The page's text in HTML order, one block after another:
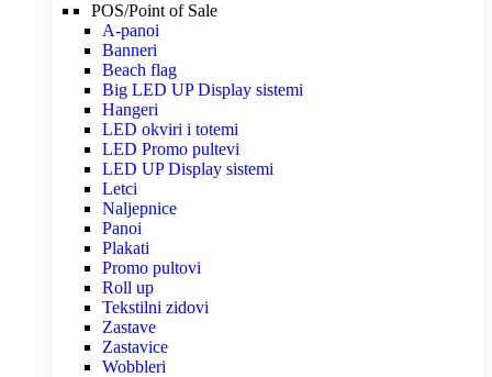
POS/Point of Sale
A-panoi
Banneri
Beach flag
Big LED UP Display sistemi
Hangeri
LED okviri i totemi
LED Promo pultevi
LED UP Display sistemi
Letci
Naljepnice
Panoi
Plakati
Promo pultovi
Roll up
Tekstilni zidovi
Zastave
Zastavice
Wobbleri